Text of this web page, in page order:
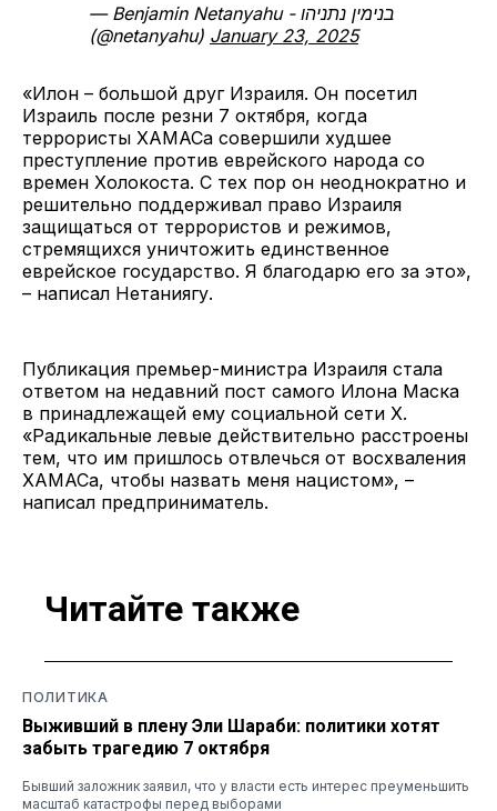
— Benjamin Netanyahu - בנימין נתניהו
(@netanyahu) January 23, 2025
«Илон – большой друг Израиля. Он посетил
Израиль после резни 7 октября, когда
террористы ХАМАСа совершили худшее
преступление против еврейского народа со
времен Холокоста. С тех пор он неоднократно и
решительно поддерживал право Израиля
защищаться от террористов и режимов,
стремящихся уничтожить единственное
еврейское государство. Я благодарю его за это»,
– написал Нетаниягу.
Публикация премьер-министра Израиля стала
ответом на недавний пост самого Илона Маска
в принадлежащей ему социальной сети Х.
«Радикальные левые действительно расстроены
тем, что им пришлось отвлечься от восхваления
ХАМАСа, чтобы назвать меня нацистом», –
написал предприниматель.
Читайте также
ПОЛИТИКА
Выживший в плену Эли Шараби: политики хотят
забыть трагедию 7 октября
Бывший заложник заявил, что у власти есть интерес преуменьшить
масштаб катастрофы перед выборами